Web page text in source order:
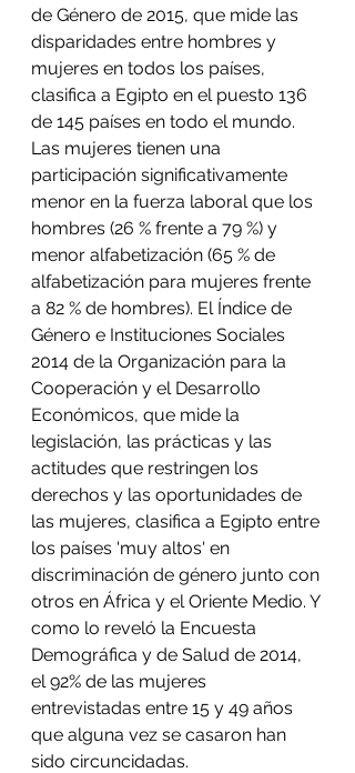
de Género de 2015, que mide las
disparidades entre hombres y
mujeres en todos los países,
clasifica a Egipto en el puesto 136
de 145 países en todo el mundo.
Las mujeres tienen una
participación significativamente
menor en la fuerza laboral que los
hombres (26 % frente a 79 %) y
menor alfabetización (65 % de
alfabetización para mujeres frente
a 82 % de hombres). El Índice de
Género e Instituciones Sociales
2014 de la Organización para la
Cooperación y el Desarrollo
Económicos, que mide la
legislación, las prácticas y las
actitudes que restringen los
derechos y las oportunidades de
las mujeres, clasifica a Egipto entre
los países 'muy altos' en
discriminación de género junto con
otros en África y el Oriente Medio. Y
como lo reveló la Encuesta
Demográfica y de Salud de 2014,
el 92% de las mujeres
entrevistadas entre 15 y 49 años
que alguna vez se casaron han
sido circuncidadas.